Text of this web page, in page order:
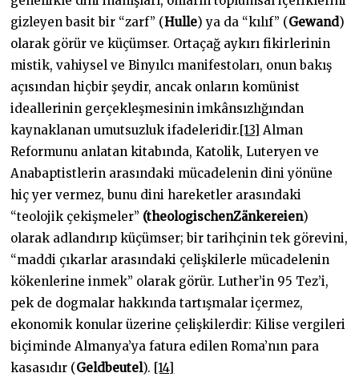
gizleyen basit bir “zarf” (Hulle) ya da “kılıf” (Gewand)
olarak görür ve küçümser. Ortaçağ aykırı fikirlerinin
mistik, vahiysel ve Binyılcı manifestoları, onun bakış
açısından hiçbir şeydir, ancak onların komünist
ideallerinin gerçekleşmesinin imkânsızlığından
kaynaklanan umutsuzluk ifadeleridir.[13] Alman
Reformunu anlatan kitabında, Katolik, Luteryen ve
Anabaptistlerin arasındaki mücadelenin dini yönüne
hiç yer vermez, bunu dini hareketler arasındaki
“teolojik çekişmeler” (theologischenZänkereien)
olarak adlandırıp küçümser; bir tarihçinin tek görevini,
“maddi çıkarlar arasındaki çelişkilerle mücadelenin
kökenlerine inmek” olarak görür. Luther’in 95 Tez’i,
pek de dogmalar hakkında tartışmalar içermez,
ekonomik konular üzerine çelişkilerdir: Kilise vergileri
biçiminde Almanya’ya fatura edilen Roma’nın para
kasasıdır (Geldbeutel). [14]